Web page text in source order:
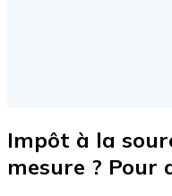
Impôt à la
mesure ? Pour